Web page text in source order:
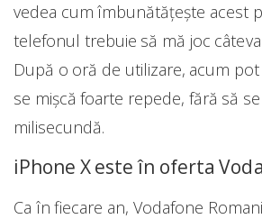
vedea cum îmbunătățește acest
telefonul trebuie să mă joc
După o oră de utilizare, acum
se mișcă foarte repede, fără să
milisecundă.
iPhone X este în oferta
Ca în fiecare an, Vodafone